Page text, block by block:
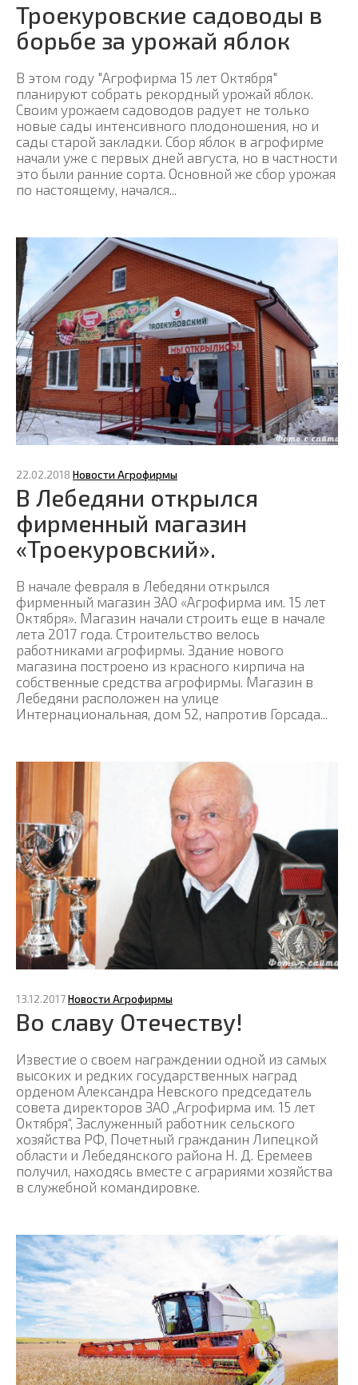
Троекуровские садоводы в
борьбе за урожай яблок
В этом году "Агрофирма 15 лет Октября"
планируют собрать рекордный урожай яблок.
Своим урожаем садоводов радует не только
новые сады интенсивного плодоношения, но и
сады старой закладки. Сбор яблок в агрофирме
начали уже с первых дней августа, но в частности
это были ранние сорта. Основной же сбор урожая
по настоящему, начался...
22.02.2018 Новости Агрофирмы
В Лебедяни открылся
фирменный магазин
«Троекуровский».
В начале февраля в Лебедяни открылся
фирменный магазин ЗАО «Агрофирма им. 15 лет
Октября». Магазин начали строить еще в начале
лета 2017 года. Строительство велось
работниками агрофирмы. Здание нового
магазина построено из красного кирпича на
собственные средства агрофирмы. Магазин в
Лебедяни расположен на улице
Интернациональная, дом 52, напротив Горсада...
13.12.2017Новости Агрофирмы
Во славу Отечеству!
Известие о своем награждении одной из самых
высоких и редких государственных наград
орденом Александра Невского председатель
совета директоров ЗАО „Агрофирма им. 15 лет
Октября“, Заслуженный работник сельского
хозяйства РФ, Почетный гражданин Липецкой
области и Лебедянского района Н. Д. Еремеев
получил, находясь вместе с аграриями хозяйства
в служебной командировке.